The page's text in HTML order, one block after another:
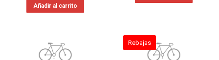
Añadir al carrito
Rebajas